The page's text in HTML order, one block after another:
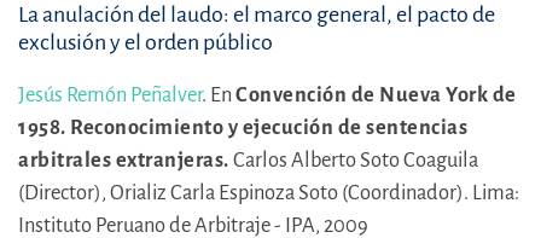
La anulación del laudo: el marco general, el pacto de
exclusión y el orden público
Jesús Remón Peñalver. En Convención de Nueva York de
1958. Reconocimiento y ejecución de sentencias
arbitrales extranjeras. Carlos Alberto Soto Coaguila
(Director), Orializ Carla Espinoza Soto (Coordinador). Lima:
Instituto Peruano de Arbitraje - IPA, 2009